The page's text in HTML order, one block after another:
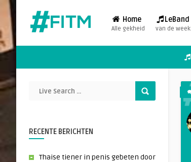
Home
Alle gekheid
LeBand
van de week
RECENTE BERICHTEN
Thaise tiener in penis gebeten door